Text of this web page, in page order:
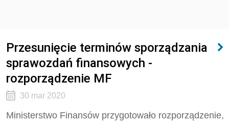
Przesunięcie terminów sporządzania
sprawozdań finansowych -
rozporządzenie MF
30 mar 2020
Ministerstwo Finansów przygotowało rozporządzenie,